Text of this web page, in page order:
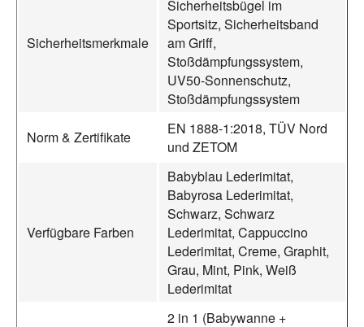
Sicherheitsmerkmale
Sicherheitsbügel im
Sportsitz, Sicherheitsband
am Griff,
Stoßdämpfungssystem,
UV50-Sonnenschutz,
Stoßdämpfungssystem
Norm & Zertifikate
EN 1888-1:2018, TÜV Nord
und ZETOM
Verfügbare Farben
Babyblau Lederimitat,
Babyrosa Lederimitat,
Schwarz, Schwarz
Lederimitat, Cappuccino
Lederimitat, Creme, Graphit,
Grau, Mint, Pink, Weiß
Lederimitat
2 in 1 (Babywanne +